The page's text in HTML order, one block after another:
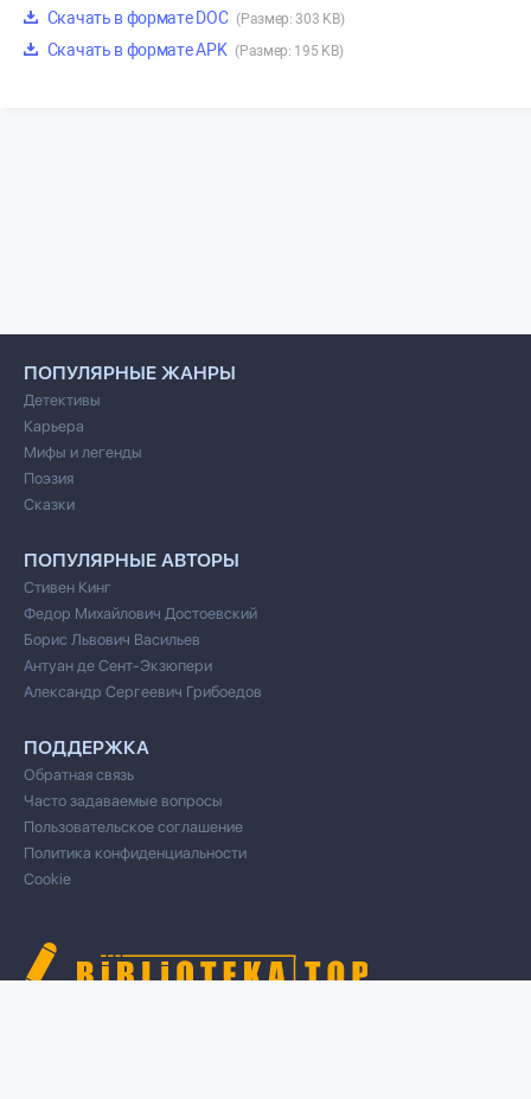
Скачать в формате DOC (Размер: 303 KB)
Скачать в формате APK (Размер: 195 KB)
ПОПУЛЯРНЫЕ ЖАНРЫ
Детективы
Карьера
Мифы и легенды
Поэзия
Сказки
ПОПУЛЯРНЫЕ АВТОРЫ
Стивен Кинг
Федор Михайлович Достоевский
Борис Львович Васильев
Антуан де Сент-Экзюпери
Александр Сергеевич Грибоедов
ПОДДЕРЖКА
Обратная связь
Часто задаваемые вопросы
Пользовательское соглашение
Политика конфиденциальности
Cookie